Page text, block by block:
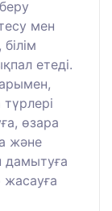
мен
етеді.
өзара
және
дамытуға